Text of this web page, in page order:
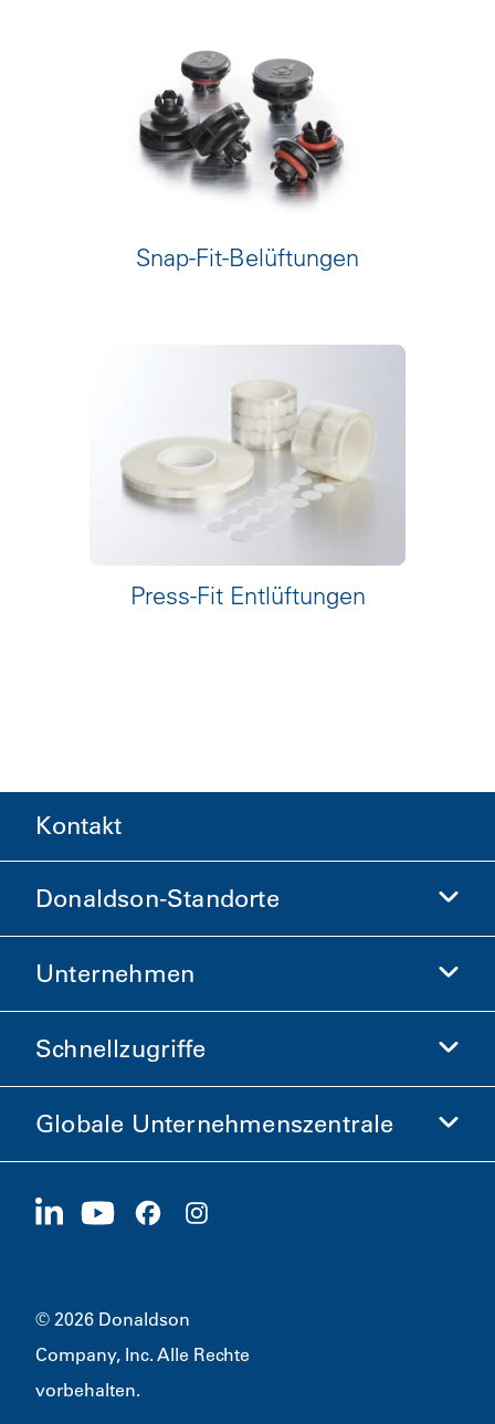
Snap-Fit-Belüftungen
Press-Fit Entlüftungen
Kontakt
Donaldson-Standorte
Donaldson Life Sciences
Donaldson-Shop
Unternehmen
Unternehmensinformationen
Ethik und Compliance
Karriere
Schnellzugriffe
Investoren
Lieferanten
Nachhaltigkeit
Globale Unternehmenszentrale
1400 W 94th Street
© 2026 Donaldson
Company, Inc. Alle Rechte
vorbehalten.